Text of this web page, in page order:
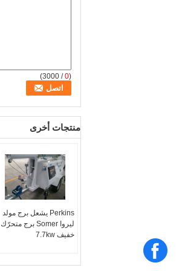
(
0
/ 3000)
منتجات أخرى
Perkins يشعل برج مولد
ليروا Somer برج متحرّك
خفيف 7.7kw